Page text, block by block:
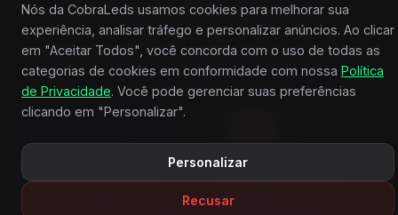
PERFORMANCE
Luminárias e soluções de iluminação de fabricantes que
unem inovação, qualidade e resultado.
EFICIÊNCIA
DRIVERS COM
CONFIABILIDADE
Fontes e drivers com
Nós da CobraLeds usamos cookies para melhorar sua
experiência, analisar tráfego e personalizar anúncios. Ao clicar
em "Aceitar Todos", você concorda com o uso de todas as
categorias de cookies em conformidade com nossa Política
de Privacidade. Você pode gerenciar suas preferências
clicando em "Personalizar".
Personalizar
Recusar